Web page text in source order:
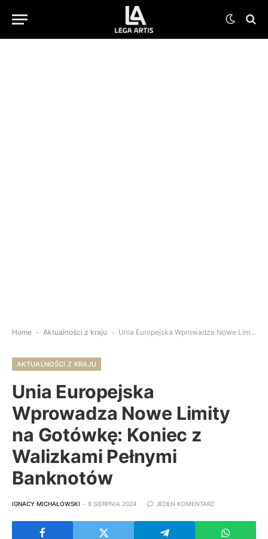
Home - Aktualności z kraju - Unia Europejska Wprowadza Nowe Limity na Gotówkę: Koniec z Walizkami Pełnymi Banknotów
AKTUALNOŚCI Z KRAJU
Unia Europejska
Wprowadza Nowe Limity
na Gotówkę: Koniec z
Walizkami Pełnymi
Banknotów
IGNACY MICHAŁOWSKI 9 SIERPNIA 2024 JEDEN KOMENTARZ